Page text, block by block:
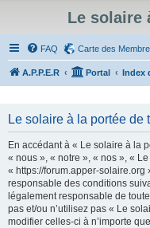
Le solaire
FAQ Carte des
A.P.P.E.R Portal Index
Le solaire à la portée de
En accédant à « Le solaire à la
« nous », « notre », « nos », «
« https://forum.apper-solaire.org
responsable des conditions
légalement responsable de
pas et/ou n’utilisez pas « Le
modifier celles-ci à n’importe